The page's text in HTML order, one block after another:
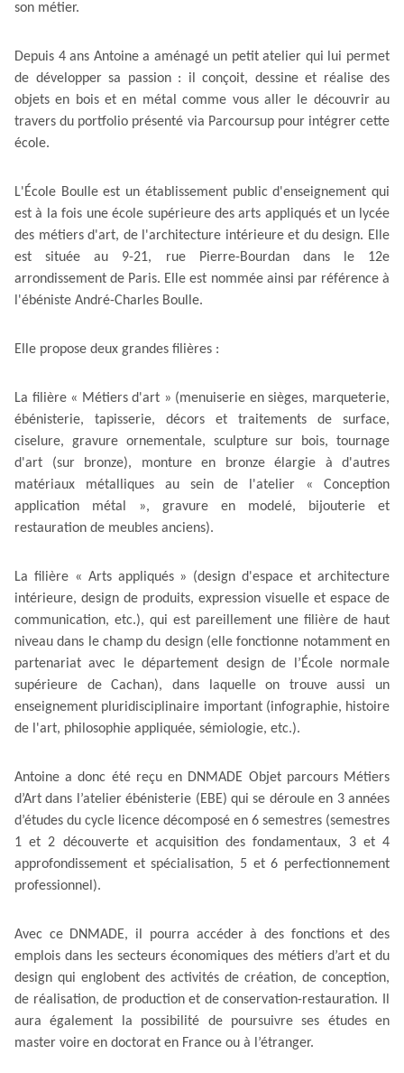
son métier.
Depuis 4 ans Antoine a aménagé un petit atelier qui lui permet
de développer sa passion : il conçoit, dessine et réalise des
objets en bois et en métal comme vous aller le découvrir au
travers du portfolio présenté via Parcoursup pour intégrer cette
école.
L'École Boulle est un établissement public d'enseignement qui
est à la fois une école supérieure des arts appliqués et un lycée
des métiers d'art, de l'architecture intérieure et du design. Elle
est située au 9-21, rue Pierre-Bourdan dans le 12e
arrondissement de Paris. Elle est nommée ainsi par référence à
l'ébéniste André-Charles Boulle.
Elle propose deux grandes filières :
La filière « Métiers d'art » (menuiserie en sièges, marqueterie,
ébénisterie, tapisserie, décors et traitements de surface,
ciselure, gravure ornementale, sculpture sur bois, tournage
d'art (sur bronze), monture en bronze élargie à d'autres
matériaux métalliques au sein de l'atelier « Conception
application métal », gravure en modelé, bijouterie et
restauration de meubles anciens).
La filière « Arts appliqués » (design d'espace et architecture
intérieure, design de produits, expression visuelle et espace de
communication, etc.), qui est pareillement une filière de haut
niveau dans le champ du design (elle fonctionne notamment en
partenariat avec le département design de l’École normale
supérieure de Cachan), dans laquelle on trouve aussi un
enseignement pluridisciplinaire important (infographie, histoire
de l'art, philosophie appliquée, sémiologie, etc.).
Antoine a donc été reçu en DNMADE Objet parcours Métiers
d’Art dans l’atelier ébénisterie (EBE) qui se déroule en 3 années
d’études du cycle licence décomposé en 6 semestres (semestres
1 et 2 découverte et acquisition des fondamentaux, 3 et 4
approfondissement et spécialisation, 5 et 6 perfectionnement
professionnel).
Avec ce DNMADE, il pourra accéder à des fonctions et des
emplois dans les secteurs économiques des métiers d’art et du
design qui englobent des activités de création, de conception,
de réalisation, de production et de conservation-restauration. Il
aura également la possibilité de poursuivre ses études en
master voire en doctorat en France ou à l’étranger.